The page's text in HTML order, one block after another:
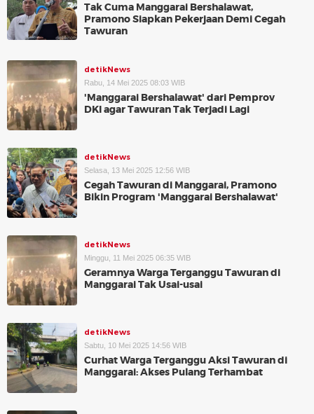
Tak Cuma Manggarai Bershalawat,
Pramono Siapkan Pekerjaan Demi Cegah
Tawuran
detikNews
Rabu, 14 Mei 2025 08:03 WIB
'Manggarai Bershalawat' dari Pemprov
DKI agar Tawuran Tak Terjadi Lagi
detikNews
Selasa, 13 Mei 2025 12:56 WIB
Cegah Tawuran di Manggarai, Pramono
Bikin Program 'Manggarai Bershalawat'
detikNews
Minggu, 11 Mei 2025 06:35 WIB
Geramnya Warga Terganggu Tawuran di
Manggarai Tak Usai-usai
detikNews
Sabtu, 10 Mei 2025 14:56 WIB
Curhat Warga Terganggu Aksi Tawuran di
Manggarai: Akses Pulang Terhambat